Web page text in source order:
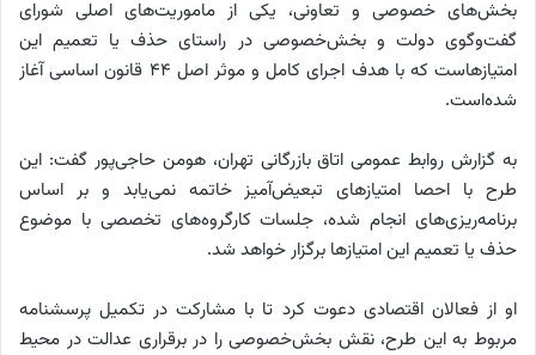
بخش‌های خصوصی و تعاونی، یکی از ماموریت‌های اصلی شورای
گفت‌وگوی دولت و بخش‌خصوصی در راستای حذف یا تعمیم این
امتیازهاست که با هدف اجرای کامل و موثر اصل 44 قانون اساسی آغاز
شده‌است.
به گزارش روابط عمومی اتاق بازرگانی تهران، هومن حاجی‌پور گفت: این
طرح با احصا امتیازهای تبعیض‌آمیز خاتمه نمی‌یابد و بر اساس
برنامه‌ریزی‌های انجام شده، جلسات کارگروه‌های تخصصی با موضوع
حذف یا تعمیم این امتیازها برگزار خواهد شد.
او از فعالان اقتصادی دعوت کرد تا با مشارکت در تکمیل پرسشنامه
مربوط به این طرح، نقش بخش‌خصوصی را در برقراری عدالت در محیط